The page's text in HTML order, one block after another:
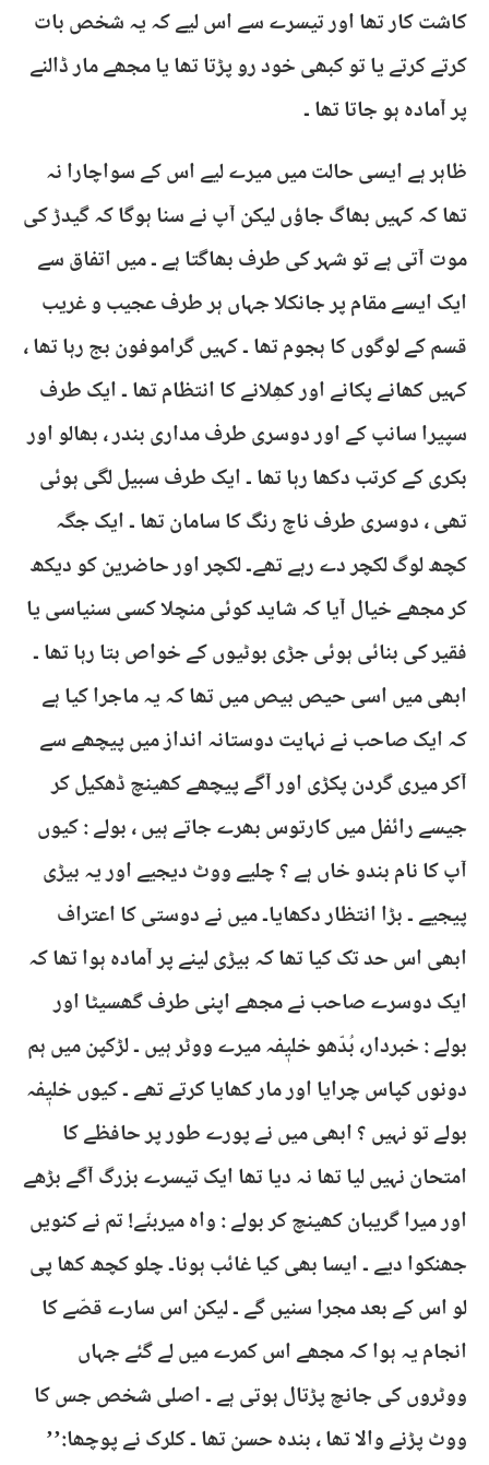
کاشت کار تھا اور تیسرے سے اس لیے کہ یہ شخص بات
کرتے کرتے یا تو کبھی خود رو پڑتا تھا یا مجھے مار ڈالنے
پر آمادہ ہو جاتا تھا ۔
ظاہر ہے ایسی حالت میں میرے لیے اس کے سواچارا نہ
تھا کہ کہیں بھاگ جاؤں لیکن آپ نے سنا ہوگا کہ گیدڑ کی
موت آتی ہے تو شہر کی طرف بھاگتا ہے ۔ میں اتفاق سے
ایک ایسے مقام پر جانکلا جہاں ہر طرف عجیب و غریب
قسم کے لوگوں کا ہجوم تھا ۔ کہیں گراموفون بج رہا تھا ،
کہیں کھانے پکانے اور کھِلانے کا انتظام تھا ۔ ایک طرف
سپیرا سانپ کے اور دوسری طرف مداری بندر ، بھالو اور
بکری کے کرتب دکھا رہا تھا ۔ ایک طرف سبیل لگی ہوئی
تھی ، دوسری طرف ناچ رنگ کا سامان تھا ۔ ایک جگہ
کچھ لوگ لکچر دے رہے تھے۔ لکچر اور حاضرین کو دیکھ
کر مجھے خیال آیا کہ شاید کوئی منچلا کسی سنیاسی یا
فقیر کی بنائی ہوئی جڑی بوٹیوں کے خواص بتا رہا تھا ۔
ابھی میں اسی حیص بیص میں تھا کہ یہ ماجرا کیا ہے
کہ ایک صاحب نے نہایت دوستانہ انداز میں پیچھے سے
آکر میری گردن پکڑی اور آگے پیچھے کھینچ ڈھکیل کر
جیسے رائفل میں کارتوس بھرے جاتے ہیں ، بولے : کیوں
آپ کا نام بندو خاں ہے ؟ چلیے ووٹ دیجیے اور یہ بیڑی
پیجیے ۔ بڑا انتظار دکھایا۔ میں نے دوستی کا اعتراف
ابھی اس حد تک کیا تھا کہ بیڑی لینے پر آمادہ ہوا تھا کہ
ایک دوسرے صاحب نے مجھے اپنی طرف گھسیٹا اور
بولے : خبردار، بُدّھو خلیٖفہ میرے ووٹر ہیں ۔ لڑکپن میں ہم
دونوں کپاس چرایا اور مار کھایا کرتے تھے ۔ کیوں خلیٖفہ
بولے تو نہیں ؟ ابھی میں نے پورے طور پر حافظے کا
امتحان نہیں لیا تھا نہ دیا تھا ایک تیسرے بزرگ آگے بڑھے
اور میرا گریبان کھینچ کر بولے : واہ میربنّے! تم نے کنویں
جھنکوا دیے ۔ ایسا بھی کیا غائب ہونا۔ چلو کچھ کھا پی
لو اس کے بعد مجرا سنیں گے ۔ لیکن اس سارے قصّے کا
انجام یہ ہوا کہ مجھے اس کمرے میں لے گئے جہاں
ووٹروں کی جانچ پڑتال ہوتی ہے ۔ اصلی شخص جس کا
ووٹ پڑنے والا تھا ، بندہ حسن تھا ۔ کلرک نے پوچھا:’’